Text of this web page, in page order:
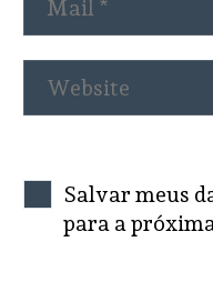
Salvar meus
para a